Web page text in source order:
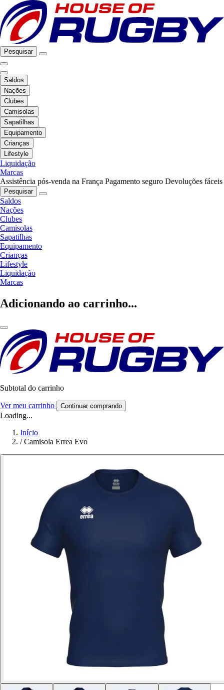
Pesquisar
Saldos
Nações
Clubes
Camisolas
Sapatilhas
Equipamento
Crianças
Lifestyle
Liquidação
Marcas
Assistência pós-venda na França Pagamento seguro Devoluções fáceis
Pesquisar
Saldos
Nações
Clubes
Camisolas
Sapatilhas
Equipamento
Crianças
Lifestyle
Liquidação
Marcas
Adicionando ao carrinho...
Subtotal do carrinho
Ver meu carrinho Continuar comprando
Loading...
Início
/ Camisola Errea Evo